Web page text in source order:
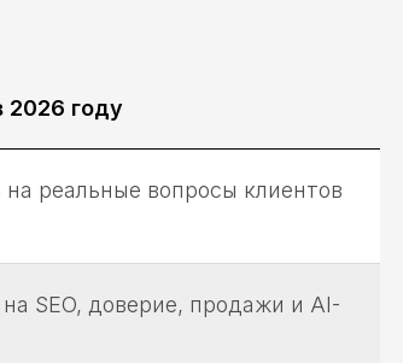
2026 году
на реальные вопросы клиентов
на SEO, доверие, продажи и AI-